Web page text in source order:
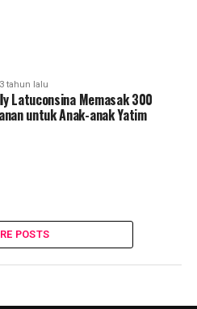
3 tahun lalu
Latuconsina Memasak 300
untuk Anak-anak Yatim
POSTS